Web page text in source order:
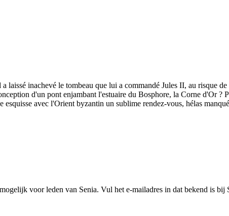
inachevé le tombeau que lui a commandé Jules II, au risque
d'un pont enjambant l'estuaire du Bosphore, la Corne d'Or ?
avec l'Orient byzantin un sublime rendez-vous, hélas
voor leden van Senia. Vul het e-mailadres in dat bekend is bij